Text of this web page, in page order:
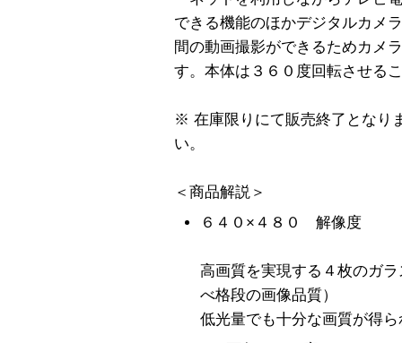
できる機能のほかデジタルカメ
間の動画撮影ができるためカメ
す。本体は３６０度回転させる
※ 在庫限りにて販売終了となり
い。
＜商品解説＞
６４０×４８０ 解像度
高画質を実現する４枚のガ
べ格段の画像品質）
低光量でも十分な画質が得